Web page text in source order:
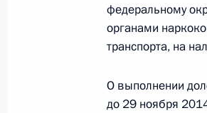
21 марта 2014 года,
Исполнены
федеральному
органами
транспорта, на
О выполнении
до 29 ноября